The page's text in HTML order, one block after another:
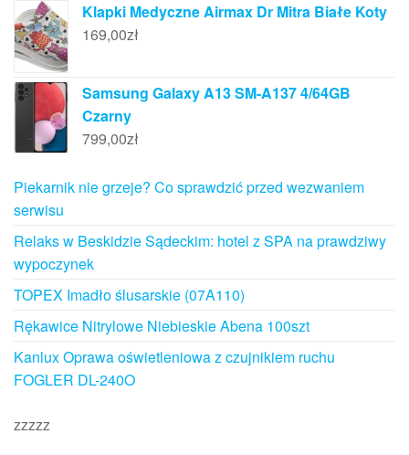
Klapki Medyczne Airmax Dr Mitra Białe Koty
169,00zł
Samsung Galaxy A13 SM-A137 4/64GB
Czarny
799,00zł
Piekarnik nie grzeje? Co sprawdzić przed wezwaniem
serwisu
Relaks w Beskidzie Sądeckim: hotel z SPA na prawdziwy
wypoczynek
TOPEX Imadło ślusarskie (07A110)
Rękawice Nitrylowe Niebieskie Abena 100szt
Kanlux Oprawa oświetleniowa z czujnikiem ruchu
FOGLER DL-240O
zzzzz